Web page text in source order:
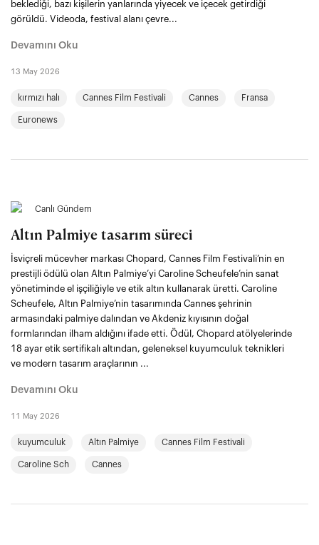
beklediği, bazı kişilerin yanlarında yiyecek ve içecek getirdiği
görüldü. Videoda, festival alanı çevre...
Devamını Oku
13 May 2026
kırmızı halı Cannes Film Festivali Cannes Fransa
Euronews
Canlı Gündem
Altın Palmiye tasarım süreci
İsviçreli mücevher markası Chopard, Cannes Film Festivali’nin en
prestijli ödülü olan Altın Palmiye’yi Caroline Scheufele’nin sanat
yönetiminde el işçiliğiyle ve etik altın kullanarak üretti. Caroline
Scheufele, Altın Palmiye’nin tasarımında Cannes şehrinin
armasındaki palmiye dalından ve Akdeniz kıyısının doğal
formlarından ilham aldığını ifade etti. Ödül, Chopard atölyelerinde
18 ayar etik sertifikalı altından, geleneksel kuyumculuk teknikleri
ve modern tasarım araçlarının ...
Devamını Oku
11 May 2026
kuyumculuk Altın Palmiye Cannes Film Festivali
Caroline Sch Cannes